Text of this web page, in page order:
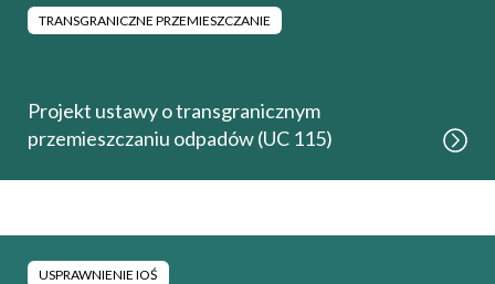
TRANSGRANICZNE PRZEMIESZCZANIE
Projekt ustawy o transgranicznym
przemieszczaniu odpadów (UC 115)
USPRAWNIENIE IOŚ